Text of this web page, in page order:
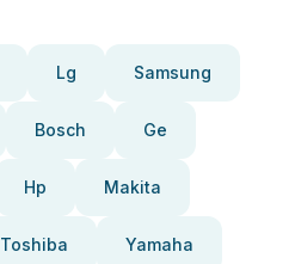
Lg Samsung
Bosch Ge
Hp Makita
Toshiba Yamaha